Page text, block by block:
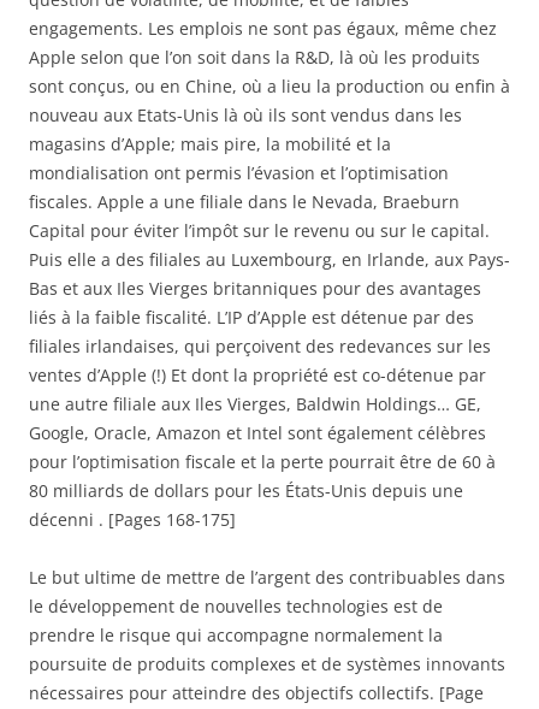
engagements. Les emplois ne sont pas égaux, même chez
Apple selon que l’on soit dans la R&D, là où les produits
sont conçus, ou en Chine, où a lieu la production ou enfin à
nouveau aux Etats-Unis là où ils sont vendus dans les
magasins d’Apple; mais pire, la mobilité et la
mondialisation ont permis l’évasion et l’optimisation
fiscales. Apple a une filiale dans le Nevada, Braeburn
Capital pour éviter l’impôt sur le revenu ou sur le capital.
Puis elle a des filiales au Luxembourg, en Irlande, aux Pays-
Bas et aux Iles Vierges britanniques pour des avantages
liés à la faible fiscalité. L’IP d’Apple est détenue par des
filiales irlandaises, qui perçoivent des redevances sur les
ventes d’Apple (!) Et dont la propriété est co-détenue par
une autre filiale aux Iles Vierges, Baldwin Holdings… GE,
Google, Oracle, Amazon et Intel sont également célèbres
pour l’optimisation fiscale et la perte pourrait être de 60 à
80 milliards de dollars pour les États-Unis depuis une
décenni . [Pages 168-175]
Le but ultime de mettre de l’argent des contribuables dans
le développement de nouvelles technologies est de
prendre le risque qui accompagne normalement la
poursuite de produits complexes et de systèmes innovants
nécessaires pour atteindre des objectifs collectifs. [Page